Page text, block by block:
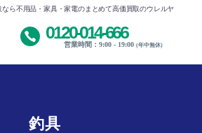
ら不用品・家具・家電のまとめて高価買取のウレルヤ
0120-014-666
営業時間：9:00 - 19:00 (年中無休)
釣具